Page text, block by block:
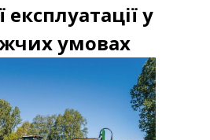
експлуатації у
умовах